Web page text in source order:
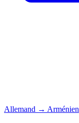
Allemand → Arménien